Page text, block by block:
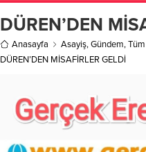
DÜREN’DEN
Anasayfa Asayiş,Gündem,
DÜREN’DEN MİSAFİRLER GELDİ